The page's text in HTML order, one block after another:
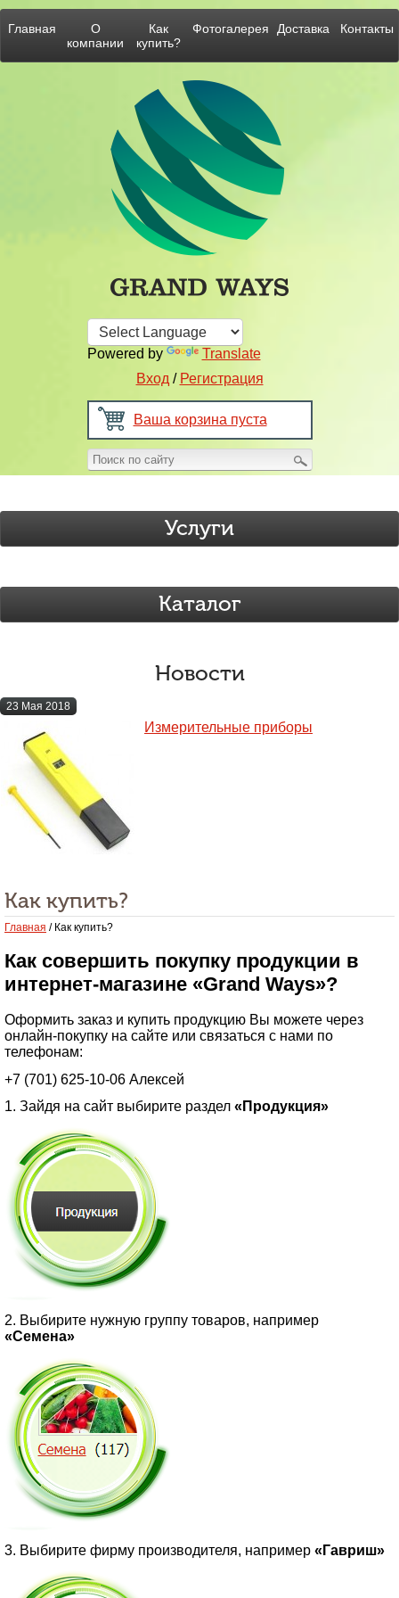
Главная
О
компании
Как
купить?
Фотогалерея Доставка Контакты
Powered by
Translate
Вход / Регистрация
Ваша корзина пуста
Услуги
Каталог
Новости
23 Мая 2018
Измерительные приборы
Как купить?
Главная / Как купить?
Как совершить покупку продукции в
интернет-магазине «Grand Ways»?
Оформить заказ и купить продукцию Вы можете через
онлайн-покупку на сайте или связаться с нами по
телефонам:
+7 (701) 625-10-06 Алексей
1. Зайдя на сайт выбирите раздел «Продукция»
2. Выбирите нужную группу товаров, например
«Семена»
3. Выбирите фирму производителя, например «Гавриш»